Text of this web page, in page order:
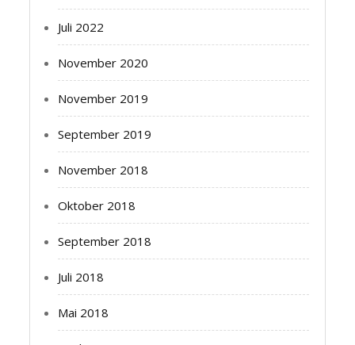
Juli 2022
November 2020
November 2019
September 2019
November 2018
Oktober 2018
September 2018
Juli 2018
Mai 2018